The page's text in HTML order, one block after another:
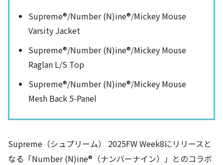
Supreme®/Number (N)ine®/Mickey Mouse
Varsity Jacket
Supreme®/Number (N)ine®/Mickey Mouse
Raglan L/S Top
Supreme®/Number (N)ine®/Mickey Mouse
Mesh Back 5-Panel
Supreme（シュプリーム） 2025FW Week8にリリースと
なる「Number (N)ine®（ナンバーナイン）」とのコラボ